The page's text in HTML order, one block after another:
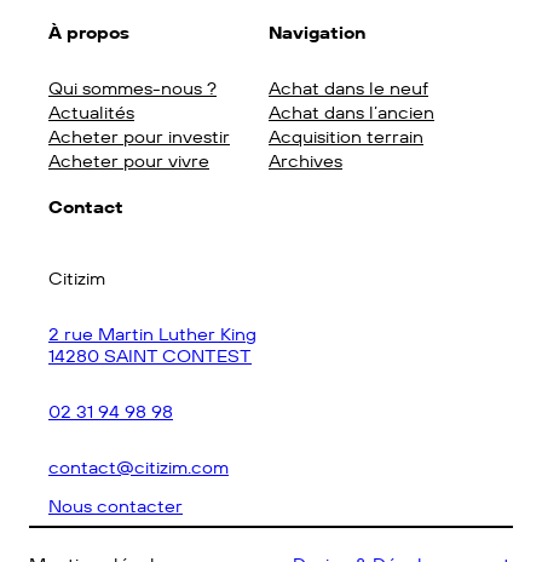
À propos
Qui sommes-nous ?
Actualités
Acheter pour investir
Acheter pour vivre
Navigation
Achat dans le neuf
Achat dans l’ancien
Acquisition terrain
Archives
Contact
Citizim
2 rue Martin Luther King
14280 SAINT CONTEST
02 31 94 98 98
contact@citizim.com
Nous contacter